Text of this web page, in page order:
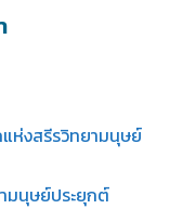
ห่งสรีรวิทยามนุษย์
มนุษย์ประยุกต์